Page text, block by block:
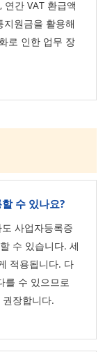
간 VAT 환급액
원금을 활용해
로 인한 업무 장
수 있나요?
사업자등록증
수 있습니다. 세
적용됩니다. 다
를 수 있으므로
장합니다.